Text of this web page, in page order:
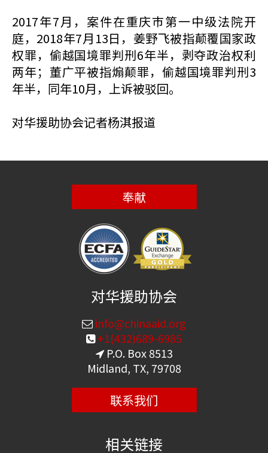
2017年7月，案件在重庆巿第一中级法院开
庭，2018年7月13日，姜野飞被指颠覆国家政
权罪，偷越国境罪判刑6年半，剥夺政治权利
两年；董广平被指煽颠罪，偷越国境罪判刑3
年半，同年10月，上诉被驳回。
对华援助协会记者杨淇报道
奉献
对华援助协会
info@chinaaid.org
+1(432)689-6985
P.O. Box 8513
Midland, TX, 79708
联系我们
相关链接